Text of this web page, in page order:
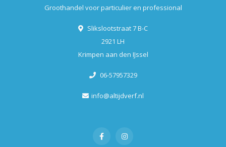
Groothandel voor particulier en professional
Slikslootstraat 7 B-C
2921 LH
Krimpen aan den IJssel
06-57957329
info@altijdverf.nl